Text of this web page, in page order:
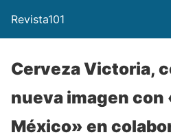
Revista101
Cerveza Victoria,
nueva imagen con
México» en